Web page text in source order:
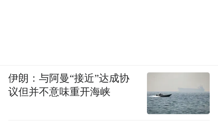
伊朗：与阿曼“接近”达成协
议但并不意味重开海峡